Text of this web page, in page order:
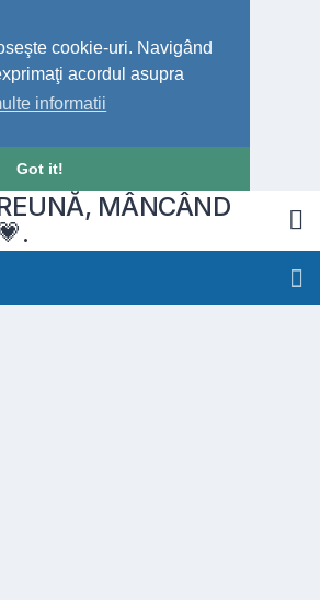
cookie-uri. Navigând
acordul asupra
informatii
Got it!
MÂNCÂND